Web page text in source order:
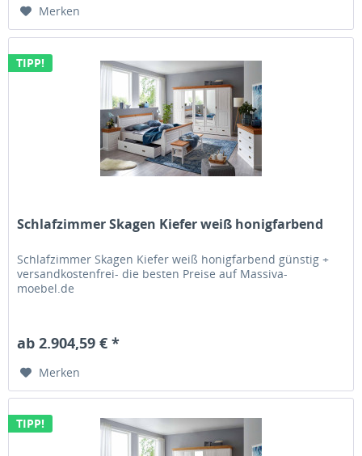
Merken
TIPP!
Schlafzimmer Skagen Kiefer weiß honigfarbend
Schlafzimmer Skagen Kiefer weiß honigfarbend günstig +
versandkostenfrei- die besten Preise auf Massiva-
moebel.de
ab 2.904,59 € *
Merken
TIPP!